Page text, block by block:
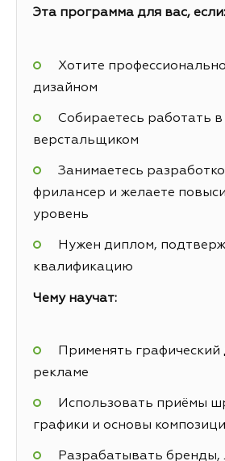
Эта программа для вас, если:
Хотите
дизайном
Собираетесь работать в
верстальщиком
Занимаетесь
фрилансер и желаете
уровень
Нужен диплом,
квалификацию
Чему научат:
Применять графический
рекламе
Использовать приёмы
графики и основы
Разрабатывать бренды,